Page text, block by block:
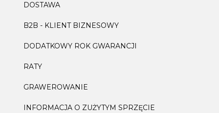
DOSTAWA
B2B - KLIENT BIZNESOWY
DODATKOWY ROK GWARANCJI
RATY
GRAWEROWANIE
INFORMACJA O ZUŻYTYM SPRZĘCIE